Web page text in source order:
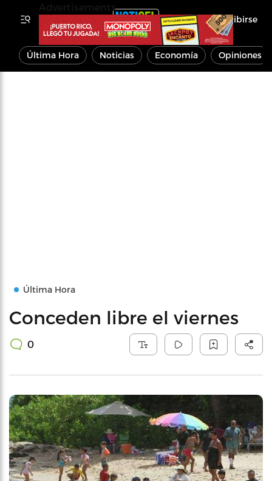
Inscribirse
Última Hora Noticias Economía Opiniones
Última Hora
Conceden libre el viernes
0
Advertisements